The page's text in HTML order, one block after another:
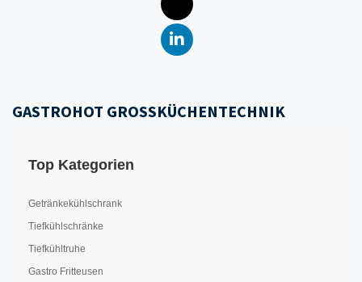
GASTROHOT GROSSKÜCHENTECHNIK
Top Kategorien
Getränkekühlschrank
Tiefkühlschränke
Tiefkühltruhe
Gastro Fritteusen